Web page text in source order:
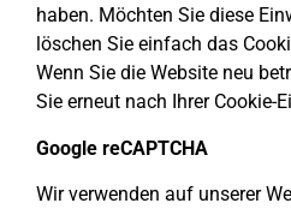
haben. Möchten Sie diese
löschen Sie einfach das
Wenn Sie die Website neu
Sie erneut nach Ihrer Cookie-
Google reCAPTCHA
Wir verwenden auf unserer